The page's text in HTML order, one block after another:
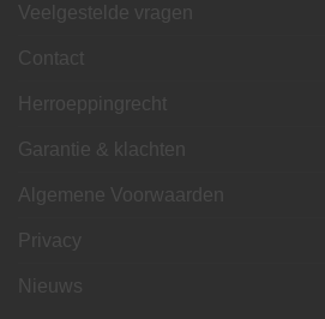
Veelgestelde vragen
Contact
Herroeppingrecht
Garantie & klachten
Algemene Voorwaarden
Privacy
Nieuws